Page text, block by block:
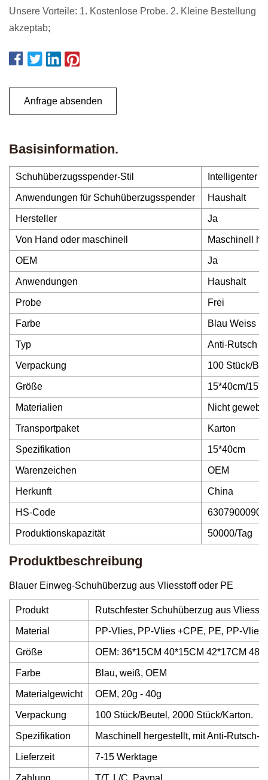
Unsere Vorteile: 1. Kostenlose Probe. 2. Kleine Bestellung
akzeptab;
Anfrage absenden
Basisinformation.
Schuhüberzugsspender-Stil Intelligenter
Anwendungen für Schuhüberzugsspender Haushalt
Hersteller Ja
Von Hand oder maschinell Maschinell
OEM Ja
Anwendungen Haushalt
Probe Frei
Farbe Blau Weiss
Typ Anti-Rutsch
Verpackung 100 Stück/
Größe 15*40cm/
Materialien Nicht gewebt
Transportpaket Karton
Spezifikation 15*40cm
Warenzeichen OEM
Herkunft China
HS-Code 6307900090
Produktionskapazität 50000/Tag
Produktbeschreibung
Blauer Einweg-Schuhüberzug aus Vliesstoff oder PE
Produkt Rutschfester Schuhüberzug aus
Material PP-Vlies, PP-Vlies +CPE, PE, PP-Vlies
Größe OEM: 36*15CM 40*15CM 42*17CM
Farbe Blau, weiß, OEM
Materialgewicht OEM, 20g - 40g
Verpackung 100 Stück/Beutel, 2000 Stück/Karton.
Spezifikation Maschinell hergestellt, mit Anti-Rutsch-
Lieferzeit 7-15 Werktage
Zahlung T/T, L/C, Paypal